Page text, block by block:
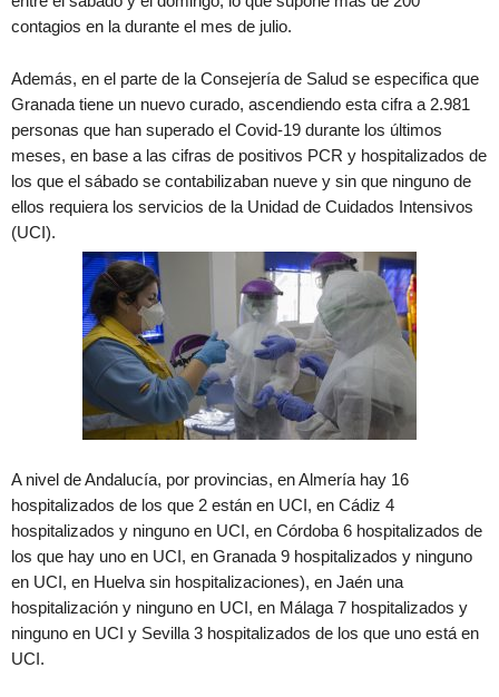
contagios en la durante el mes de julio.
Además, en el parte de la Consejería de Salud se especifica que
Granada tiene un nuevo curado, ascendiendo esta cifra a 2.981
personas que han superado el Covid-19 durante los últimos
meses, en base a las cifras de positivos PCR y hospitalizados de
los que el sábado se contabilizaban nueve y sin que ninguno de
ellos requiera los servicios de la Unidad de Cuidados Intensivos
(UCI).
A nivel de Andalucía, por provincias, en Almería hay 16
hospitalizados de los que 2 están en UCI, en Cádiz 4
hospitalizados y ninguno en UCI, en Córdoba 6 hospitalizados de
los que hay uno en UCI, en Granada 9 hospitalizados y ninguno
en UCI, en Huelva sin hospitalizaciones), en Jaén una
hospitalización y ninguno en UCI, en Málaga 7 hospitalizados y
ninguno en UCI y Sevilla 3 hospitalizados de los que uno está en
UCI.